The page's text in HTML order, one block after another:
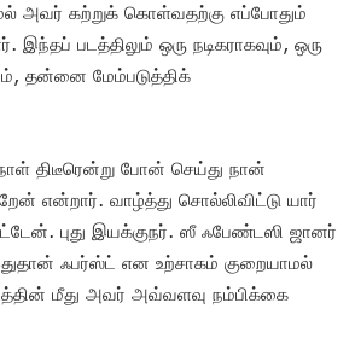
அவர் கற்றுக் கொள்வதற்கு எப்போதும்
இந்தப் படத்திலும் ஒரு நடிகராகவும், ஒரு
தன்னை மேம்படுத்திக்
நாள் திடீரென்று போன் செய்து நான்
என்றார். வாழ்த்து சொல்லிவிட்டு யார்
புது இயக்குநர்.‌ ஸீ ஃபேண்டஸி ஜானர்
ஃபர்ஸ்ட் என உற்சாகம் குறையாமல்
மீது அவர் அவ்வளவு நம்பிக்கை